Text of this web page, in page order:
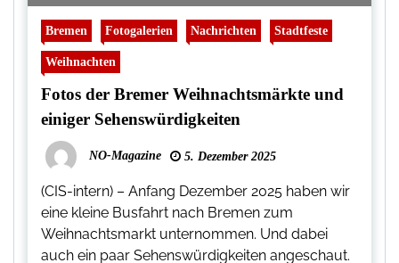
Bremen Fotogalerien Nachrichten Stadtfeste
Weihnachten
Fotos der Bremer Weihnachtsmärkte und
einiger Sehenswürdigkeiten
NO-Magazine 5. Dezember 2025
(CIS-intern) – Anfang Dezember 2025 haben wir
eine kleine Busfahrt nach Bremen zum
Weihnachtsmarkt unternommen. Und dabei
auch ein paar Sehenswürdigkeiten angeschaut.